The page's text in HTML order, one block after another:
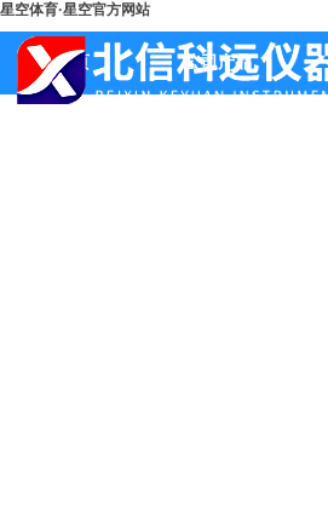
星空体育·星空官方网站
首页 公司产品